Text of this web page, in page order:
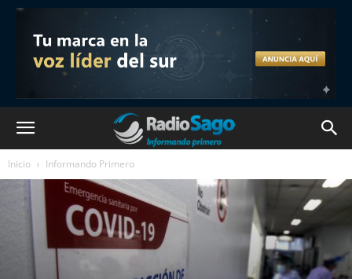
Inicio Informando Primero